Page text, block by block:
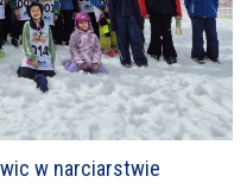
w narciarstwie